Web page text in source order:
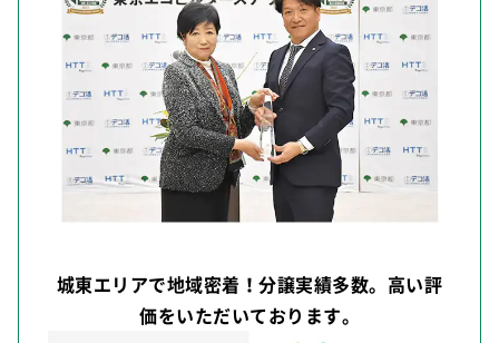
城東エリアで地域密着！分譲実績多数。高い評
価をいただいております。